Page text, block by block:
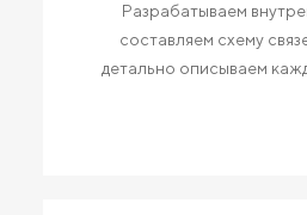
Разрабатываем
составляем схему
детально описываем